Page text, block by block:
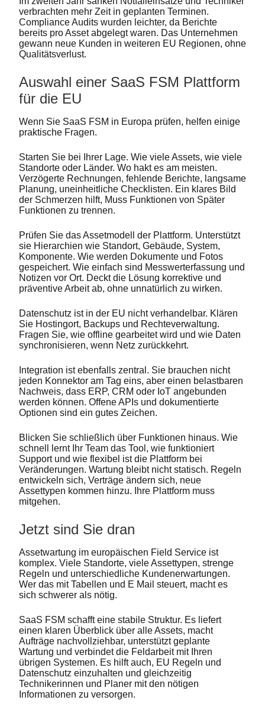
verbrachten mehr Zeit in geplanten Terminen.
Compliance Audits wurden leichter, da Berichte
bereits pro Asset abgelegt waren. Das Unternehmen
gewann neue Kunden in weiteren EU Regionen, ohne
Qualitätsverlust.
Auswahl einer SaaS FSM Plattform
für die EU
Wenn Sie SaaS FSM in Europa prüfen, helfen einige
praktische Fragen.
Starten Sie bei Ihrer Lage. Wie viele Assets, wie viele
Standorte oder Länder. Wo hakt es am meisten.
Verzögerte Rechnungen, fehlende Berichte, langsame
Planung, uneinheitliche Checklisten. Ein klares Bild
der Schmerzen hilft, Muss Funktionen von Später
Funktionen zu trennen.
Prüfen Sie das Assetmodell der Plattform. Unterstützt
sie Hierarchien wie Standort, Gebäude, System,
Komponente. Wie werden Dokumente und Fotos
gespeichert. Wie einfach sind Messwerterfassung und
Notizen vor Ort. Deckt die Lösung korrektive und
präventive Arbeit ab, ohne unnatürlich zu wirken.
Datenschutz ist in der EU nicht verhandelbar. Klären
Sie Hostingort, Backups und Rechteverwaltung.
Fragen Sie, wie offline gearbeitet wird und wie Daten
synchronisieren, wenn Netz zurückkehrt.
Integration ist ebenfalls zentral. Sie brauchen nicht
jeden Konnektor am Tag eins, aber einen belastbaren
Nachweis, dass ERP, CRM oder IoT angebunden
werden können. Offene APIs und dokumentierte
Optionen sind ein gutes Zeichen.
Blicken Sie schließlich über Funktionen hinaus. Wie
schnell lernt Ihr Team das Tool, wie funktioniert
Support und wie flexibel ist die Plattform bei
Veränderungen. Wartung bleibt nicht statisch. Regeln
entwickeln sich, Verträge ändern sich, neue
Assettypen kommen hinzu. Ihre Plattform muss
mitgehen.
Jetzt sind Sie dran
Assetwartung im europäischen Field Service ist
komplex. Viele Standorte, viele Assettypen, strenge
Regeln und unterschiedliche Kundenerwartungen.
Wer das mit Tabellen und E Mail steuert, macht es
sich schwerer als nötig.
SaaS FSM schafft eine stabile Struktur. Es liefert
einen klaren Überblick über alle Assets, macht
Aufträge nachvollziehbar, unterstützt geplante
Wartung und verbindet die Feldarbeit mit Ihren
übrigen Systemen. Es hilft auch, EU Regeln und
Datenschutz einzuhalten und gleichzeitig
Technikerinnen und Planer mit den nötigen
Informationen zu versorgen.